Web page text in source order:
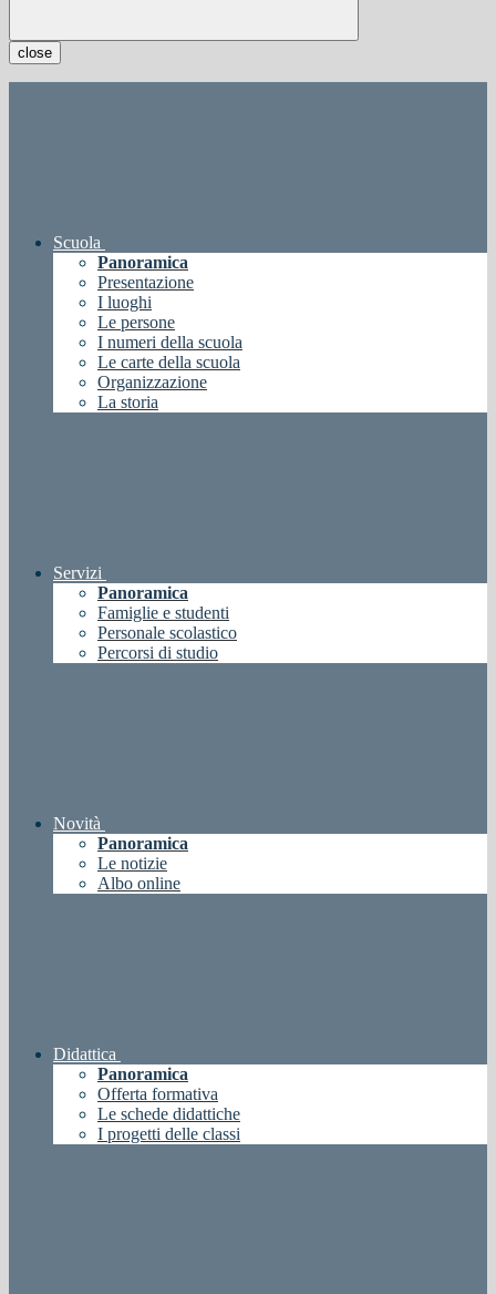
close
Scuola
Panoramica
Presentazione
I luoghi
Le persone
I numeri della scuola
Le carte della scuola
Organizzazione
La storia
Servizi
Panoramica
Famiglie e studenti
Personale scolastico
Percorsi di studio
Novità
Panoramica
Le notizie
Albo online
Didattica
Panoramica
Offerta formativa
Le schede didattiche
I progetti delle classi